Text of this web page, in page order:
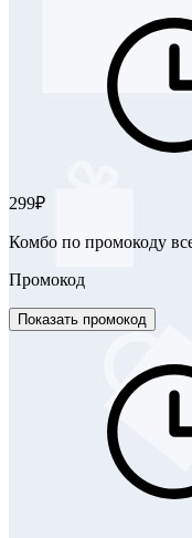
299₽
Комбо по промокоду
Промокод
Показать промокод